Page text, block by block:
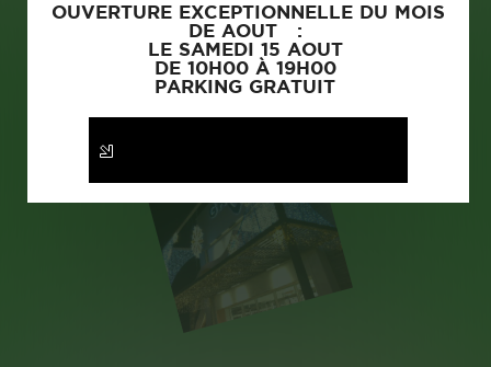
OUVERTURE EXCEPTIONNELLE DU MOIS
DE AOUT :
LE SAMEDI 15 AOUT
DE 10H00 À 19H00
PARKING GRATUIT
UNE DECORATION
FEERIQUE & ECO-
RESPONSABLE